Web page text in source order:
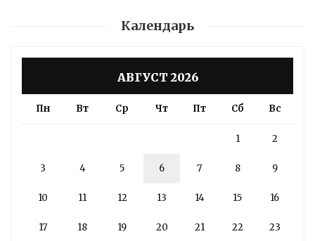
Календарь
АВГУСТ 2026
Пн Вт Ср Чт Пт Сб Вс
1 2
3 4 5 6 7 8 9
10 11 12 13 14 15 16
17 18 19 20 21 22 23